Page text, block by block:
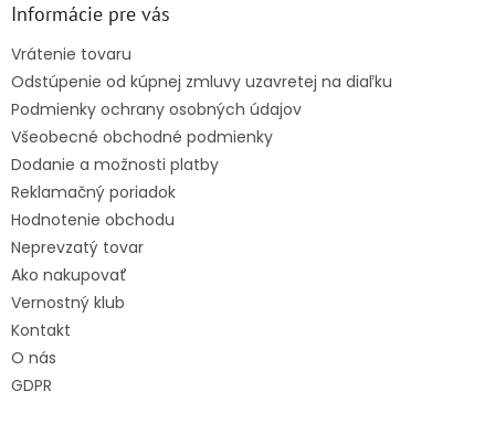
Informácie pre vás
Vrátenie tovaru
Odstúpenie od kúpnej zmluvy uzavretej na diaľku
Podmienky ochrany osobných údajov
Všeobecné obchodné podmienky
Dodanie a možnosti platby
Reklamačný poriadok
Hodnotenie obchodu
Neprevzatý tovar
Ako nakupovať
Vernostný klub
Kontakt
O nás
GDPR